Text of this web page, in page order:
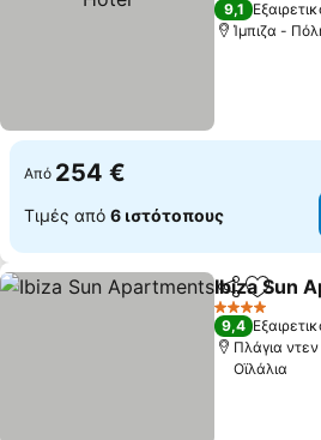
9,1
Ίμπιζα -
Από 254 €
Τιμές από 6 ιστότοπους
Ibiza Sun
4 Αστέρια
9,4
Πλάγια
Οϊλάλια